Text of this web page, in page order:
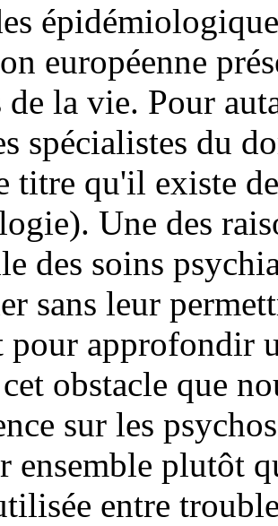
européenne
de la vie. Pour
spécialistes du
titre qu'il existe
Une des
des soins
sans leur
pour approfondir
obstacle que
sur les
ensemble plutôt
entre